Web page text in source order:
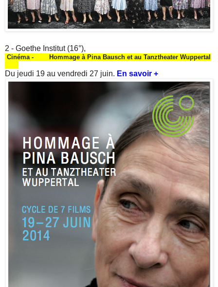
2 - Goethe Institut (16°),
Cinéma - Hommage à Pina Bausch et au Tanztheater Wuppertal
Du jeudi 19 au vendredi 27 juin. En savoir +